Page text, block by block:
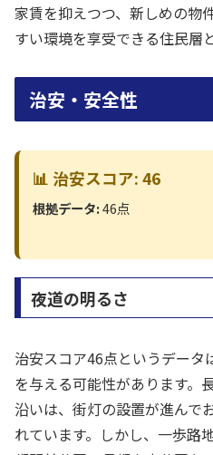
家賃を抑えつつ、新しめの物
すい環境を享受できる住民層
治安・安全性
📊 治安スコア: 46
根拠データ:46点
夜道の明るさ
治安スコア46点というデータ
を与える可能性があります。
沿いは、街灯の設置が進んで
れています。しかし、一歩路